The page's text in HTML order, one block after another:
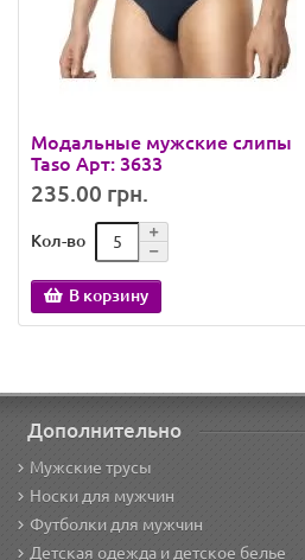
Модальные мужские слипы
Taso Арт: 3633
235.00 грн.
Кол-во
В корзину
Дополнительно
Мужские трусы
Носки для мужчин
Футболки для мужчин
Детская одежда и детское белье